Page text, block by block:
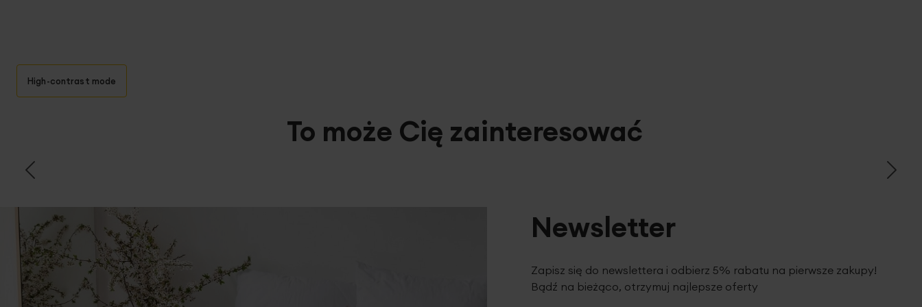
High-contrast mode
To może Cię zainteresować
Newsletter
Zapisz się do newslettera i odbierz 5% rabatu na pierwsze zakupy!
Bądź na bieżąco, otrzymuj najlepsze oferty